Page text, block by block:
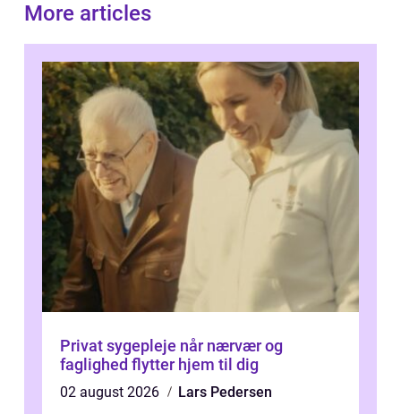
More articles
Privat sygepleje når nærvær og
faglighed flytter hjem til dig
02 august 2026
Lars Pedersen